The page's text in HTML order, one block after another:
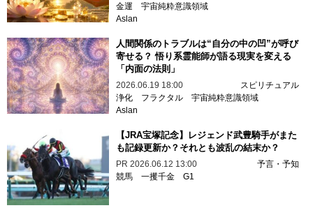
金運 宇宙純粋意識領域
Aslan
人間関係のトラブルは“自分の中の凹”が呼び
寄せる？ 悟り系霊能師が語る現実を変える
「内面の法則」
2026.06.19 18:00
スピリチュアル
浄化
フラクタル 宇宙純粋意識領域
Aslan
【JRA宝塚記念】レジェンド武豊騎手がまた
も記録更新か？それとも波乱の結末か？
PR 2026.06.12 13:00
予言・予知
競馬 一攫千金 G1